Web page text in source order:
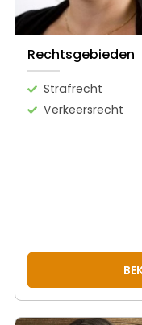
Rechtsgebieden
Strafrecht
Verkeersrecht